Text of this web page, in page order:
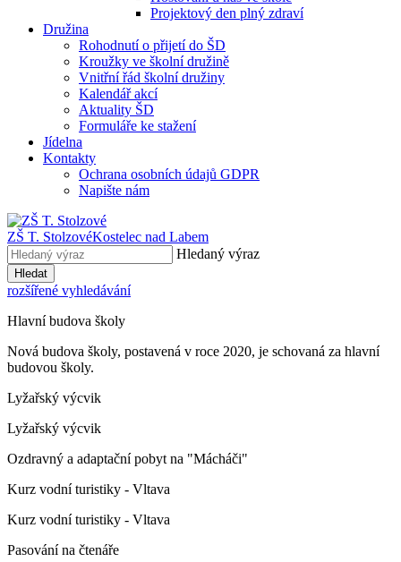
Projektový den plný zdraví
Družina
Rohodnutí o přijetí do ŠD
Kroužky ve školní družině
Vnitřní řád školní družiny
Kalendář akcí
Aktuality ŠD
Formuláře ke stažení
Jídelna
Kontakty
Ochrana osobních údajů GDPR
Napište nám
ZŠ T. StolzovéKostelec nad Labem
Hledaný výraz
Hledat
rozšířené vyhledávání
Hlavní budova školy
Nová budova školy, postavená v roce 2020, je schovaná za hlavní
budovou školy.
Lyžařský výcvik
Lyžařský výcvik
Ozdravný a adaptační pobyt na "Mácháči"
Kurz vodní turistiky - Vltava
Kurz vodní turistiky - Vltava
Pasování na čtenáře